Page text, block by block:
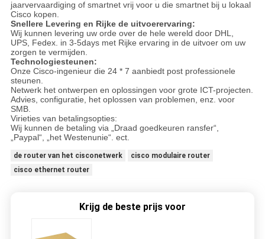
jaarvervaardiging of smartnet vrij voor u die smartnet bij u lokaal
Cisco kopen.
Snellere Levering en Rijke de uitvoerervaring:
Wij kunnen levering uw orde over de hele wereld door DHL,
UPS, Fedex. in 3-5days met Rijke ervaring in de uitvoer om uw
zorgen te vermijden.
Technologiesteunen:
Onze Cisco-ingenieur die 24 * 7 aanbiedt post professionele
steunen.
Netwerk het ontwerpen en oplossingen voor grote ICT-projecten.
Advies, configuratie, het oplossen van problemen, enz. voor
SMB.
Virieties van betalingsopties:
Wij kunnen de betaling via „Draad goedkeuren ransfer“,
„Paypal“, „het Westenunie“. ect.
de router van het cisconetwerk
cisco modulaire router
cisco ethernet router
Krijg de beste prijs voor